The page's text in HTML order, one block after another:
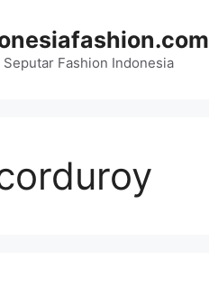
Seputar Fashion Indonesia